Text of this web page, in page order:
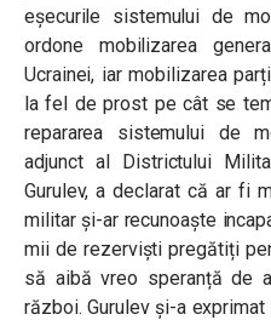
eșecurile sistemului de
ordone mobilizarea
Ucrainei, iar mobilizarea
la fel de prost pe cât se
repararea sistemului de
adjunct al Districtului
Gurulev, a declarat că ar fi
militar și-ar recunoaște
mii de rezerviști pregătiți
să aibă vreo speranță de
război. Gurulev și-a